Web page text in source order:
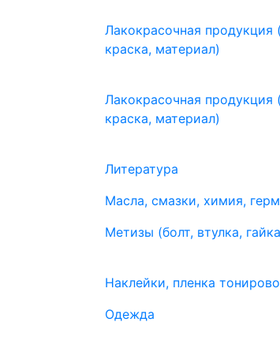
Лакокрасочная продукция
краска, материал)
Лакокрасочная продукция
краска, материал)
Литература
Масла, смазки, химия,
Метизы (болт, втулка,
Наклейки, пленка
Одежда